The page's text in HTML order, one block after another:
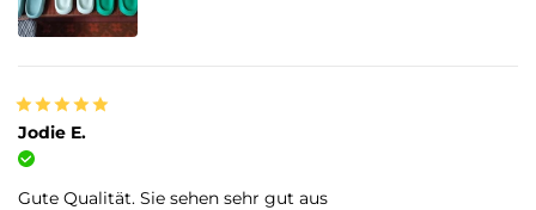
Jodie E.
Gute Qualität. Sie sehen sehr gut aus